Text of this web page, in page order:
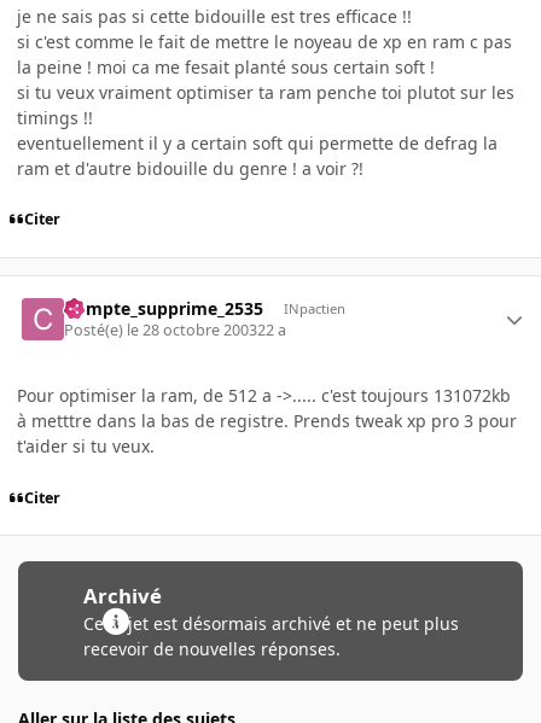
je ne sais pas si cette bidouille est tres efficace !!
si c'est comme le fait de mettre le noyeau de xp en ram c pas
la peine ! moi ca me fesait planté sous certain soft !
si tu veux vraiment optimiser ta ram penche toi plutot sur les
timings !!
eventuellement il y a certain soft qui permette de defrag la
ram et d'autre bidouille du genre ! a voir ?!
Citer
Compte_supprime_2535 INpactien
Posté(e) le 28 octobre 200322 a
Pour optimiser la ram, de 512 a ->..... c'est toujours 131072kb
à metttre dans la bas de registre. Prends tweak xp pro 3 pour
t'aider si tu veux.
Citer
Archivé
Ce sujet est désormais archivé et ne peut plus
recevoir de nouvelles réponses.